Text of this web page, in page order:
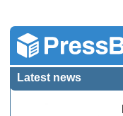
Latest news